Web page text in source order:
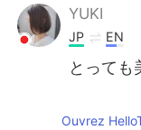
YUKI
JP EN
とって
Ouvrez